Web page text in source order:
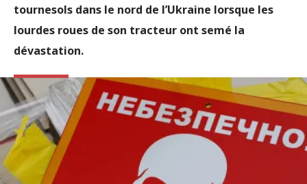
tournesols dans le nord de l’Ukraine lorsque les
lourdes roues de son tracteur ont semé la
dévastation.